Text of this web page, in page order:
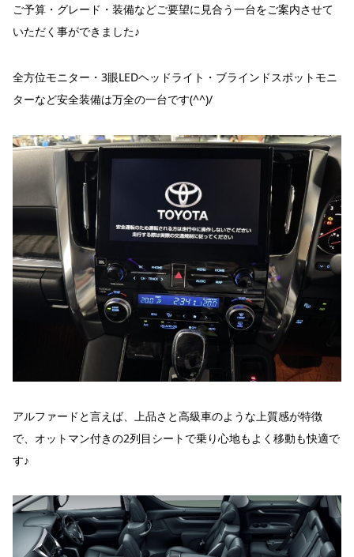
ご予算・グレード・装備などご要望に見合う一台をご案内させて
いただく事ができました♪
全方位モニター・3眼LEDヘッドライト・ブラインドスポットモニ
ターなど安全装備は万全の一台です(^^)/
アルファードと言えば、上品さと高級車のような上質感が特徴
で、オットマン付きの2列目シートで乗り心地もよく移動も快適で
す♪